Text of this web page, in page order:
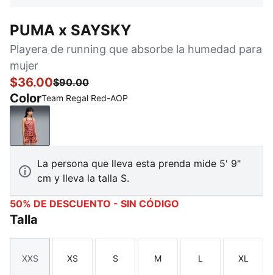
PUMA x SAYSKY
Playera de running que absorbe la humedad para
mujer
$36.00$90.00
ColorTeam Regal Red-AOP
Team Regal Red-AOP
La persona que lleva esta prenda mide 5' 9"
cm y lleva la talla S.
50% DE DESCUENTO - SIN CÓDIGO
Talla
Talla
XXS
Talla
XS
Talla
S
Talla
M
Talla
L
Talla
XL